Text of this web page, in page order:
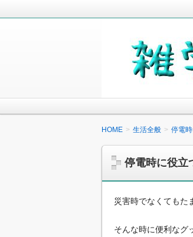
雑学の小箱
毎日の生活の中で
少しでも役に立つ
HOME 生活全般 停電
停電時に役立
災害時でなくてもた
そんな時に便利なグ